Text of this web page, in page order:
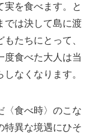
実を食べます。と
では決して島に渡
たちにとって、
度食べた大人は当
なくなります。
〈食べ時〉のこな
特異な境遇にひそ